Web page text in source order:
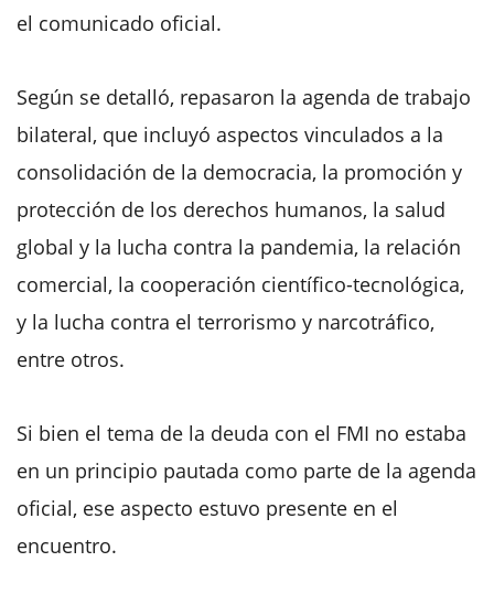
el comunicado oficial.
Según se detalló, repasaron la agenda de trabajo
bilateral, que incluyó aspectos vinculados a la
consolidación de la democracia, la promoción y
protección de los derechos humanos, la salud
global y la lucha contra la pandemia, la relación
comercial, la cooperación científico-tecnológica,
y la lucha contra el terrorismo y narcotráfico,
entre otros.
Si bien el tema de la deuda con el FMI no estaba
en un principio pautada como parte de la agenda
oficial, ese aspecto estuvo presente en el
encuentro.